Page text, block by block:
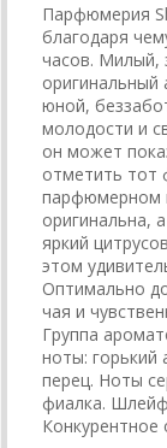
Парфюмерия
благодаря
часов. Милый,
юной,
молодости и
он может
отметить тот
парфюмерном
оригинальна,
яркий
этом
Оптимально
чая и
Группа
ноты: горький
перец. Ноты
фиалка.
Конкурентное